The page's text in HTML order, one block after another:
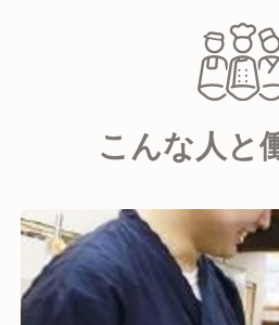
新規事業拡大に向け、社員一
こんな人と